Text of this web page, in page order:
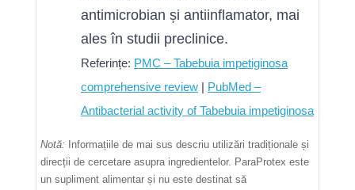
antimicrobian și antiinflamator, mai
ales în studii preclinice.
Referințe: PMC – Tabebuia impetiginosa
comprehensive review | PubMed –
Antibacterial activity of Tabebuia impetiginosa
Notă: Informațiile de mai sus descriu utilizări tradiționale și
direcții de cercetare asupra ingredientelor. ParaProtex este
un supliment alimentar și nu este destinat să